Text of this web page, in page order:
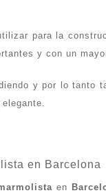
para la
y con un
y por lo tanto
en Barcelona
en